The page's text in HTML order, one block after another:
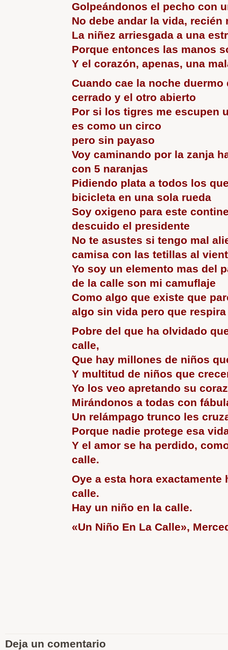
Golpeándonos el pecho con
No debe andar la vida, recién
La niñez arriesgada a una
Porque entonces las manos
Y el corazón, apenas, una
Cuando cae la noche
cerrado y el otro abierto
Por si los tigres me escupen
es como un circo
pero sin payaso
Voy caminando por la zanja
con 5 naranjas
Pidiendo plata a todos los
bicicleta en una sola rueda
Soy oxigeno para este
descuido el presidente
No te asustes si tengo mal
camisa con las tetillas al
Yo soy un elemento mas del
de la calle son mi camuflaje
Como algo que existe que
algo sin vida pero que respira
Pobre del que ha olvidado
calle,
Que hay millones de niños
Y multitud de niños que
Yo los veo apretando su
Mirándonos a todas con
Un relámpago trunco les
Porque nadie protege esa
Y el amor se ha perdido,
calle.
Oye a esta hora exactamente
calle.
Hay un niño en la calle.
«Un Niño En La Calle»,
Deja un comentario